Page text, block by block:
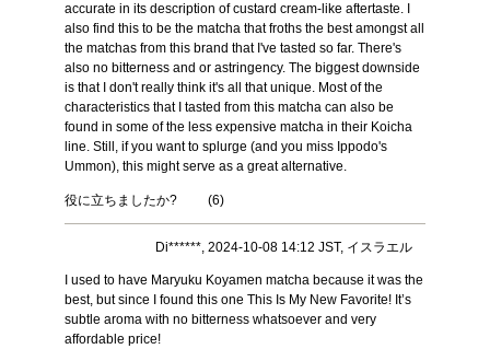
accurate in its description of custard cream-like aftertaste. I
also find this to be the matcha that froths the best amongst all
the matchas from this brand that I've tasted so far. There's
also no bitterness and or astringency. The biggest downside
is that I don't really think it's all that unique. Most of the
characteristics that I tasted from this matcha can also be
found in some of the less expensive matcha in their Koicha
line. Still, if you want to splurge (and you miss Ippodo's
Ummon), this might serve as a great alternative.
役に立ちましたか? (6)
Di******, 2024-10-08 14:12 JST, イスラエル
I used to have Maryuku Koyamen matcha because it was the
best, but since I found this one This Is My New Favorite! It’s
subtle aroma with no bitterness whatsoever and very
affordable price!